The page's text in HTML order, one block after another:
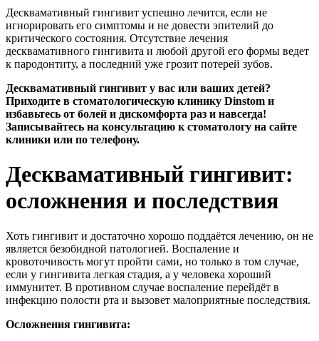
Десквамативный гингивит успешно лечится, если не
игнорировать его симптомы и не довести эпителий до
критического состояния. Отсутствие лечения
десквамативного гингивита и любой другой его формы ведет
к пародонтиту, а последний уже грозит потерей зубов.
Десквамативный гингивит у вас или ваших детей?
Приходите в стоматологическую клинику Dinstom и
избавьтесь от болей и дискомфорта раз и навсегда!
Записывайтесь на консультацию к стоматологу на сайте
клиники или по телефону.
Десквамативный гингивит:
осложнения и последствия
Хоть гингивит и достаточно хорошо поддаётся лечению, он не
является безобидной патологией. Воспаление и
кровоточивость могут пройти сами, но только в том случае,
если у гингивита легкая стадия, а у человека хороший
иммунитет. В противном случае воспаление перейдёт в
инфекцию полости рта и вызовет малоприятные последствия.
Осложнения гингивита: